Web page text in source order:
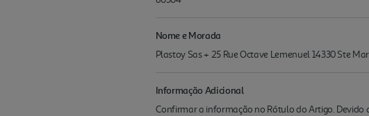
Nome e Morada
Plastoy Sas + 25 Rue Octave Lemenuel 14330 Ste
Informação Adicional
Confirmar a informação no Rótulo do Artigo. Devido